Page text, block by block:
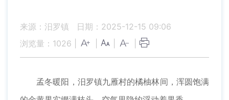
来源：汨罗镇
日期：2025-12-15 09:06
浏览量： 1026
孟冬暖阳，汨罗镇九雁村的橘柚林间，浑圆饱满